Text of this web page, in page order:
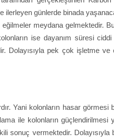
günlerde binada
meydana gelmektedir.
ise dayanım süresi
Dolayısıyla pek çok işletme
Yani kolonların hasar görmesi
ile kolonların güçlendirilmesi
sonuç vermektedir.